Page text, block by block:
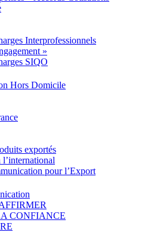
Interprofessionnels
»
SIQO
Hors Domicile
exportés
l’international
pour l’Export
CONFIANCE